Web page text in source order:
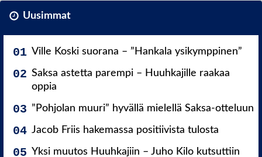
Uusimmat
Ville Koski suorana – ”Hankala ysikymppinen”
Saksa astetta parempi – Huuhkajille raakaa
oppia
”Pohjolan muuri” hyvällä mielellä Saksa-otteluun
Jacob Friis hakemassa positiivista tulosta
Yksi muutos Huuhkajiin – Juho Kilo kutsuttiin